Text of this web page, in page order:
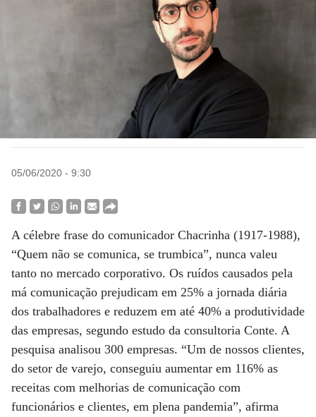
05/06/2020 - 9:30
A célebre frase do comunicador Chacrinha (1917-1988),
“Quem não se comunica, se trumbica”, nunca valeu
tanto no mercado corporativo. Os ruídos causados pela
má comunicação prejudicam em 25% a jornada diária
dos trabalhadores e reduzem em até 40% a produtividade
das empresas, segundo estudo da consultoria Conte. A
pesquisa analisou 300 empresas. “Um de nossos clientes,
do setor de varejo, conseguiu aumentar em 116% as
receitas com melhorias de comunicação com
funcionários e clientes, em plena pandemia”, afirma